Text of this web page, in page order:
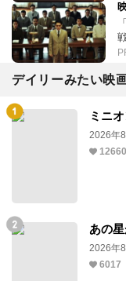
デイリーみたい映
ミニ
2026年
12660
あの
2026年
6017